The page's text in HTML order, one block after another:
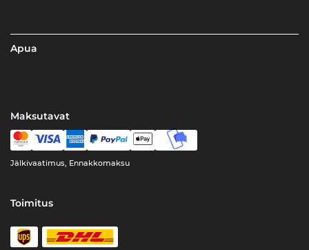
Apua
Maksutavat
Jälkivaatimus, Ennakkomaksu
Toimitus